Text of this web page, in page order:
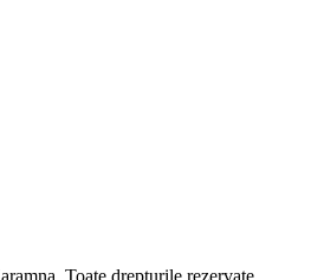
Toate drepturile rezervate.